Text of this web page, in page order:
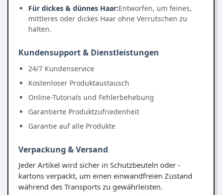
Für dickes & dünnes Haar:Entworfen, um feines,
mittleres oder dickes Haar ohne Verrutschen zu
halten.
Kundensupport & Dienstleistungen
24/7 Kundenservice
Kostenloser Produktaustausch
Online-Tutorials und Fehlerbehebung
Garantierte Produktzufriedenheit
Garantie auf alle Produkte
Verpackung & Versand
Jeder Artikel wird sicher in Schutzbeuteln oder -
kartons verpackt, um einen einwandfreien Zustand
während des Transports zu gewährleisten.